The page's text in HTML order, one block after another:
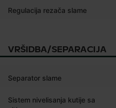
Regulacija rezača slame
VRŠIDBA/SEPARACIJA
Separator slame
Sistem nivelisanja kutije sa